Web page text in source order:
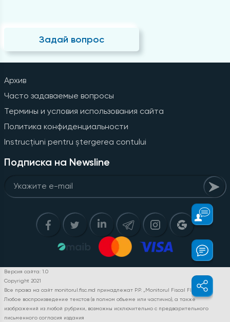
Задай вопрос
Архив
Часто задаваемые вопросы
Термины и условия использования сайта
Политика конфиденциальности
Instrucțiuni pentru ștergerea contului
Подписка на Newsline
Версия сайта: 1.0
Copyright 2021
Все права на сайт monitorul.fisc.md принадлежат P.P. „Monitorul Fiscal FISC.MD”.
Любое воспроизведение текстов (в полном объеме или частично), а также
изображений из любой рубрики, возможны исключительно с предварительного
письменного согласия издания